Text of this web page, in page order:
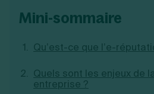
Création d'entreprise
Mise en sommeil
Dépôt de bilan
Toutes les modifications
Logiciel de comptabilité
Gestion de la trésorerie
Bilans et déclarations fiscales
Par besoin
Sélection de fiches
Ouvrir sa société
Création d'entreprise
Devenir auto entrepreneur
Création d'EURL
mini-sommaire
Qu’est-ce que l’e-
Quels sont les enjeux de
entreprise ?